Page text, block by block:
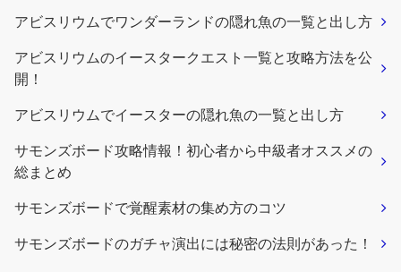
アビスリウムでワンダーランドの隠れ魚の一覧と出し方
アビスリウムのイースタークエスト一覧と攻略方法を公
開！
アビスリウムでイースターの隠れ魚の一覧と出し方
サモンズボード攻略情報！初心者から中級者オススメの
総まとめ
サモンズボードで覚醒素材の集め方のコツ
サモンズボードのガチャ演出には秘密の法則があった！